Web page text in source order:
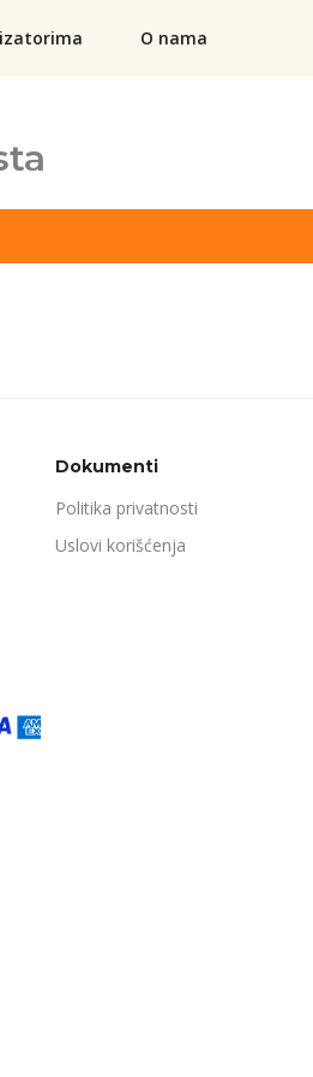
O nama
Dokumenti
Politika privatnosti
Uslovi korišćenja